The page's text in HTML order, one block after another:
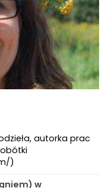
autorka prac
)
w